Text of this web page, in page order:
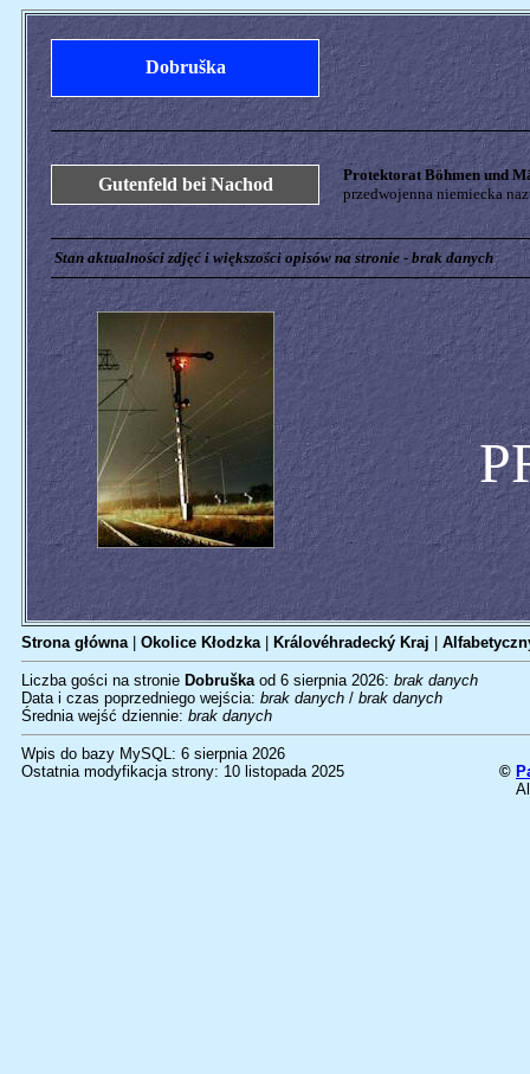
Dobruška
Gutenfeld bei Nachod
Protektorat Böhmen und
przedwojenna niemiecka
Stan aktualności zdjęć i większości opisów na stronie - brak danych
Strona główna| Okolice Kłodzka| Královéhradecký Kraj
Liczba gości na stronie Dobruškaod 6 sierpnia 2026: brak danych
Data i czas poprzedniego wejścia: brak danych / brak danych
Średnia wejść dziennie: brak danych
Wpis do bazy MySQL: 6 sierpnia 2026
Ostatnia modyfikacja strony: 10 listopada 2025
©